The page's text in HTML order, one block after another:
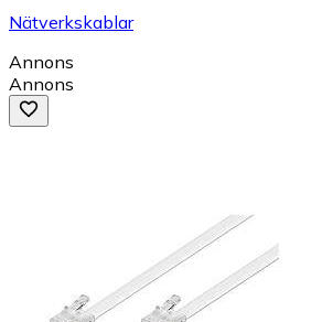
Nätverkskablar
Annons
Annons